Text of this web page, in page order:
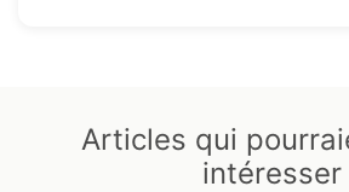
Articles qui
intéresser